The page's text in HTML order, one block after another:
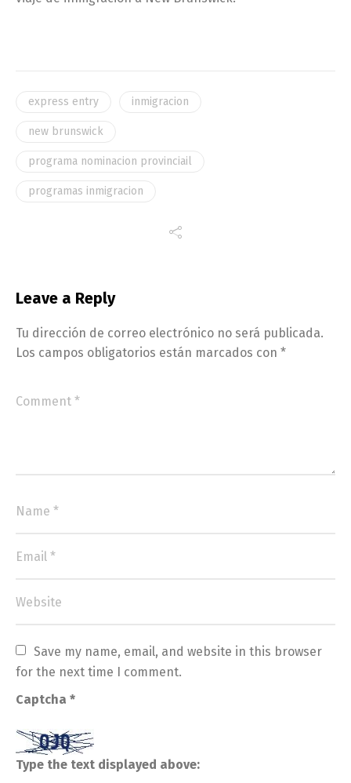
express entry inmigracion
new brunswick
programa nominacion provinciail
programas inmigracion
Leave a Reply
Tu dirección de correo electrónico no será publicada.
Los campos obligatorios están marcados con *
Save my name, email, and website in this browser
for the next time I comment.
Captcha *
Type the text displayed above: